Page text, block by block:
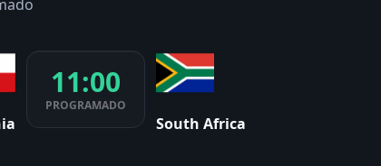
11:00
PROGRAMADO
South Africa